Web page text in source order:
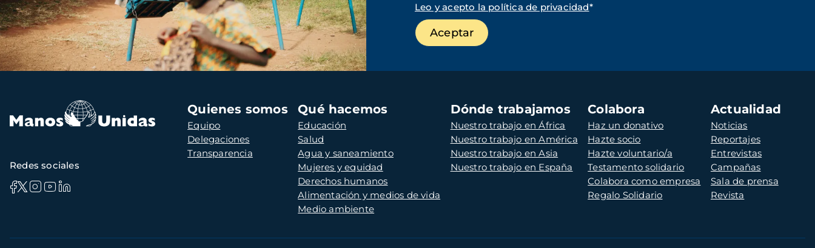
Leo y acepto la política de privacidad*
Navegación
principal
Quienes somos
Equipo
Delegaciones
Transparencia
Qué hacemos
Educación
Salud
Agua y saneamiento
Mujeres y equidad
Derechos humanos
Alimentación y medios de vida
Medio ambiente
Dónde trabajamos
Nuestro trabajo en África
Nuestro trabajo en América
Nuestro trabajo en Asia
Nuestro trabajo en España
Colabora
Haz un donativo
Hazte socio
Hazte voluntario/a
Testamento solidario
Colabora como empresa
Regalo Solidario
Actualidad
Noticias
Reportajes
Entrevistas
Campañas
Sala de prensa
Revista
Redes sociales